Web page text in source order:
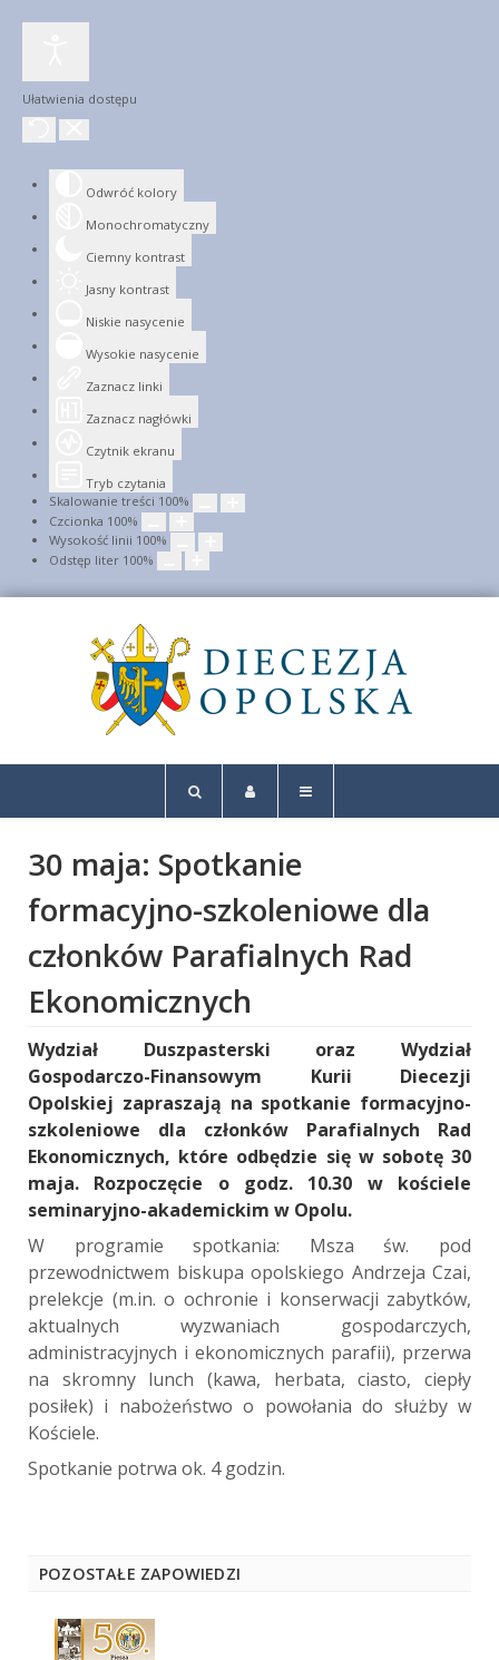
Ułatwienia dostępu
Odwróć kolory
Monochromatyczny
Ciemny kontrast
Jasny kontrast
Niskie nasycenie
Wysokie nasycenie
Zaznacz linki
Zaznacz nagłówki
Czytnik ekranu
Tryb czytania
Skalowanie treści 100%
Czcionka 100%
Wysokość linii 100%
Odstęp liter 100%
30 maja: Spotkanie
formacyjno-szkoleniowe dla
członków Parafialnych Rad
Ekonomicznych
Wydział Duszpasterski oraz Wydział
Gospodarczo-Finansowym Kurii Diecezji
Opolskiej zapraszają na spotkanie formacyjno-
szkoleniowe dla członków Parafialnych Rad
Ekonomicznych, które odbędzie się w sobotę 30
maja. Rozpoczęcie o godz. 10.30 w kościele
seminaryjno-akademickim w Opolu.
W programie spotkania: Msza św. pod
przewodnictwem biskupa opolskiego Andrzeja Czai,
prelekcje (m.in. o ochronie i konserwacji zabytków,
aktualnych wyzwaniach gospodarczych,
administracyjnych i ekonomicznych parafii), przerwa
na skromny lunch (kawa, herbata, ciasto, ciepły
posiłek) i nabożeństwo o powołania do służby w
Kościele.
Spotkanie potrwa ok. 4 godzin.
POZOSTAŁE ZAPOWIEDZI